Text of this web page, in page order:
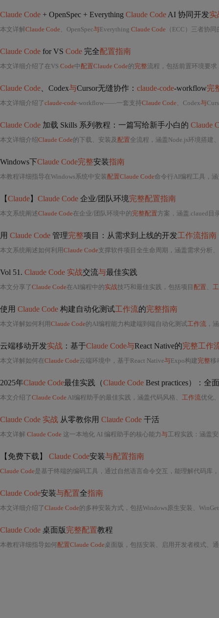
Claude Code + OpenSpec + Everything Claude Code AI 协同开发实
本文详解Claude Code 、OpenSpec与Everything Claude Code （ECC）三者协
Claude Code for VS Code 完全配置指南
本文详细介绍了在VS Code中配置Claude Code的完整流程，包括前置环境要求（WSL
Claude Code 、Codex与Cursor无缝协作： claude-code-workflow完
本文详细介绍了claude-code-workflow——一套支持Claude Code 、Codex与
Claude Code 加载 Skills 系列教程：一篇写给新手小白的 Claude
本文详细介绍Claude Code的下载、安装及 配置全流程，涵盖Node.js环境搭建
Windows下Claude Code完整安装指南
本教程详细指导在Windows系统中安装配置Claude Code命令行AI编程工具，
【Claude】 Claude Code 企业/团队环境完整配置指南
本文系统阐述Claude Code在企业/团队环境中的完整配置方案，涵盖.claued目
用 Claude Code 管理完整项目：从需求到上线的开发工作流指南
本文系统阐述如何利用Claude Code支撑软件项目全生命周期，涵盖需求分析、可行性
Vol 51. Claude Code 实战交流与最佳实践
本文分享了Claude Code在AI编程中的实战技巧和最佳实践，包括项目 配置 、
使用 Claude Code 构建自动化测试工作流的完整指南
本文详解如何利用Claude Code的AI编程能力构建端到端自动化测试工作流 ，
云端移动开发实战 ：基于Claude Code与React Native的完整工作
本文详解如何在Claude Code云端环境中，基于React Native与Expo构建完整移
2025年Claude Code最佳实践（Claude Code Best practices）：全
本文介绍了Claude Code AI编程助手的最佳实践，涵盖代码风格、 工作流优化、自
Claude Code 实战 从零教你用 Claude Code 干活
本文详解 Claude Code 这一本地化 AI 编程助手的核心能力与工程实践：涵盖
【免费下载】 Claude Code安装与配置指南
Claude Code是基于终端的编码工具，通过自然语言命令交互，能理解代码库，提高开发效率。其使用自然语言处理等技术
Claude Code安装与配置全指南
本文详细介绍了Claude Code的多种安装方式，包括Windows原生安装、WinGet、WSL及已弃用的NPM方案，并指导用户从NPM平滑
Claude Code 桌面版完整配置教程
本教程详细指导如何配置Claude Code 桌面版，包括安装、启用开发者模式、